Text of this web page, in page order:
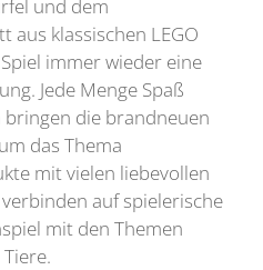
und dem
aus klassischen LEGO
immer wieder eine
Jede Menge Spaß
die brandneuen
das Thema
mit vielen liebevollen
auf spielerische
mit den Themen